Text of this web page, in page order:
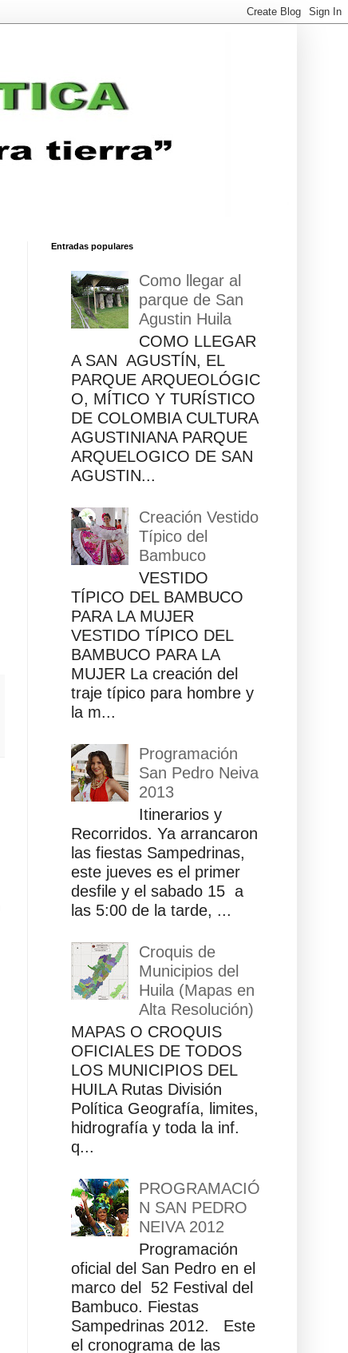
Entradas populares
Como llegar al
parque de San
Agustin Huila
COMO LLEGAR
A SAN AGUSTÍN, EL
PARQUE ARQUEOLÓGIC
O, MÍTICO Y TURÍSTICO
DE COLOMBIA CULTURA
AGUSTINIANA PARQUE
ARQUELOGICO DE SAN
AGUSTIN...
Creación Vestido
Típico del
Bambuco
VESTIDO
TÍPICO DEL BAMBUCO
PARA LA MUJER
VESTIDO TÍPICO DEL
BAMBUCO PARA LA
MUJER La creación del
traje típico para hombre y
la m...
Programación
San Pedro Neiva
2013
Itinerarios y
Recorridos. Ya arrancaron
las fiestas Sampedrinas,
este jueves es el primer
desfile y el sabado 15 a
las 5:00 de la tarde, ...
Croquis de
Municipios del
Huila (Mapas en
Alta Resolución)
MAPAS O CROQUIS
OFICIALES DE TODOS
LOS MUNICIPIOS DEL
HUILA Rutas División
Política Geografía, limites,
hidrografía y toda la inf.
q...
PROGRAMACIÓ
N SAN PEDRO
NEIVA 2012
Programación
oficial del San Pedro en el
marco del 52 Festival del
Bambuco. Fiestas
Sampedrinas 2012. Este
el cronograma de las